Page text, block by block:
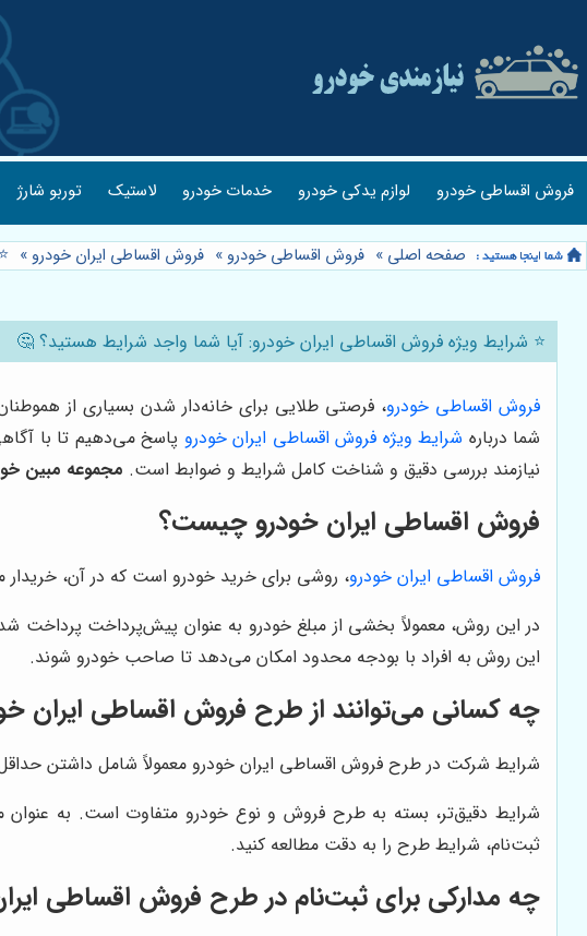
فروش اقساطی خودرو لوازم یدکی خودرو خدمات خودرو لاستیک توربو شارژ
صفحه اصلی » فروش اقساطی خودرو » فروش اقساطی ایران خودرو »
⭐️ شرایط ویژه فروش اقساطی ایران خودرو: آیا شما واجد شرایط هستید؟ 🤔
فروش اقساطی خودرو، فرصتی طلایی برای خانه‌دار شدن بسیاری از
شما درباره شرایط ویژه فروش اقساطی ایران خودرو پاسخ می‌دهیم تا با
نیازمند بررسی دقیق و شناخت کامل شرایط و ضوابط است. مجموعه مبین
فروش اقساطی ایران خودرو چیست؟
فروش اقساطی ایران خودرو، روشی برای خرید خودرو است که در آن،
این روش به افراد با بودجه محدود امکان می‌دهد تا صاحب خودرو شوند.
چه کسانی می‌توانند از طرح فروش اقساطی ایران
شرایط شرکت در طرح فروش اقساطی ایران خودرو معمولاً شامل داشتن حداقل سن 18 سال، عدم داشتن چک برگشتی و داشتن گواهینامه
شرایط دقیق‌تر، بسته به طرح فروش و نوع خودرو متفاوت است. به عنوان
ثبت‌نام، شرایط طرح را به دقت مطالعه کنید.
چه مدارکی برای ثبت‌نام در طرح فروش اقساطی